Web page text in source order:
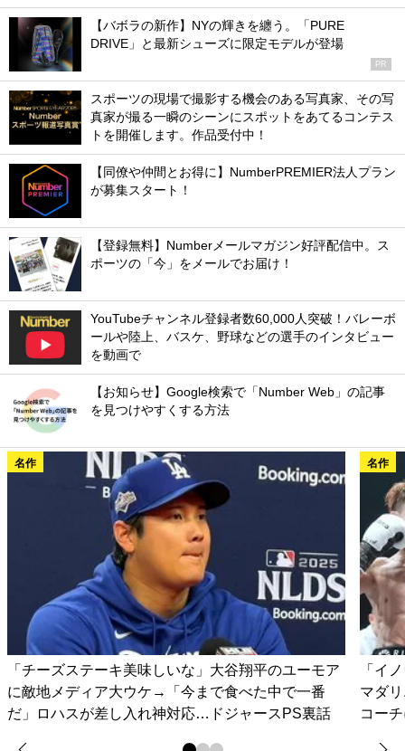
【バボラの新作】NYの輝きを纏う。「PURE
DRIVE」と最新シューズに限定モデルが登場
PR
スポーツの現場で撮影する機会のある写真家、その写
真家が撮る一瞬のシーンにスポットをあてるコンテス
トを開催します。作品受付中！
【同僚や仲間とお得に】NumberPREMIER法人プラン
が募集スタート！
【登録無料】Numberメールマガジン好評配信中。ス
ポーツの「今」をメールでお届け！
YouTubeチャンネル登録者数60,000人突破！バレーボ
ールや陸上、バスケ、野球などの選手のインタビュー
を動画で
【お知らせ】Google検索で「Number Web」の記事
を見つけやすくする方法
名作
「チーズステーキ美味しいな」大谷翔平のユーモア
に敵地メディア大ウケ→「今まで食べた中で一番
だ」ロハスが差し入れ神対応…ドジャースPS裏話
名作
「イ
マダ
コー